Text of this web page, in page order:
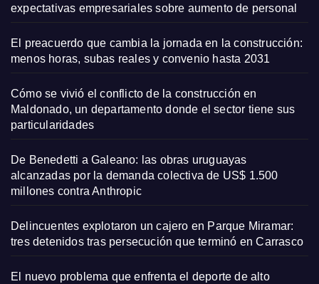
expectativas empresariales sobre aumento de personal
El preacuerdo que cambia la jornada en la construcción:
menos horas, subas reales y convenio hasta 2031
Cómo se vivió el conflicto de la construcción en
Maldonado, un departamento donde el sector tiene sus
particularidades
De Benedetti a Galeano: las obras uruguayas
alcanzadas por la demanda colectiva de US$ 1.500
millones contra Anthropic
Delincuentes explotaron un cajero en Parque Miramar:
tres detenidos tras persecución que terminó en Carrasco
El nuevo problema que enfrenta el deporte de alto